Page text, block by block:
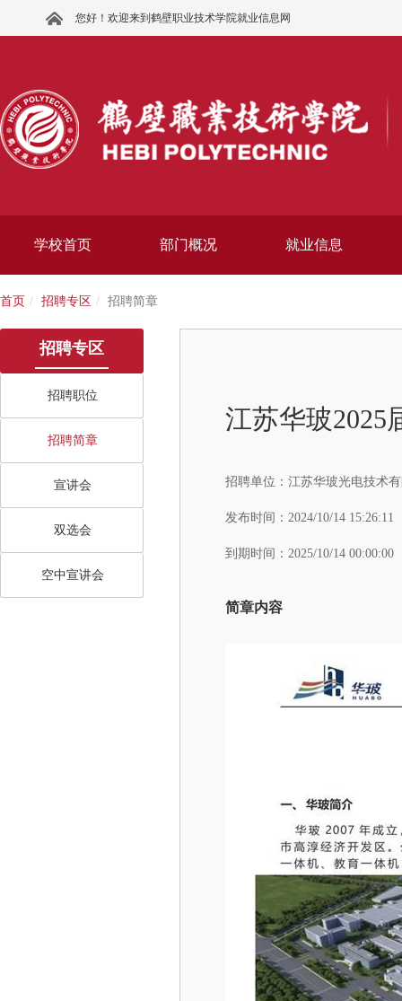
您好！欢迎来到鹤壁职业技术学院就业信息网
学校首页 部门概况 就业信息
首页 招聘专区 招聘简章
招聘专区
招聘职位
招聘简章
宣讲会
双选会
空中宣讲会
江苏华玻2025
招聘单位： 江苏华玻光电技术
发布时间： 2024/10/14 15:26:11
到期时间： 2025/10/14 00:00:00
简章内容